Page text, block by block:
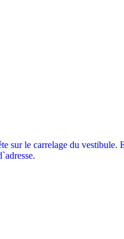
sur le carrelage du vestibule.